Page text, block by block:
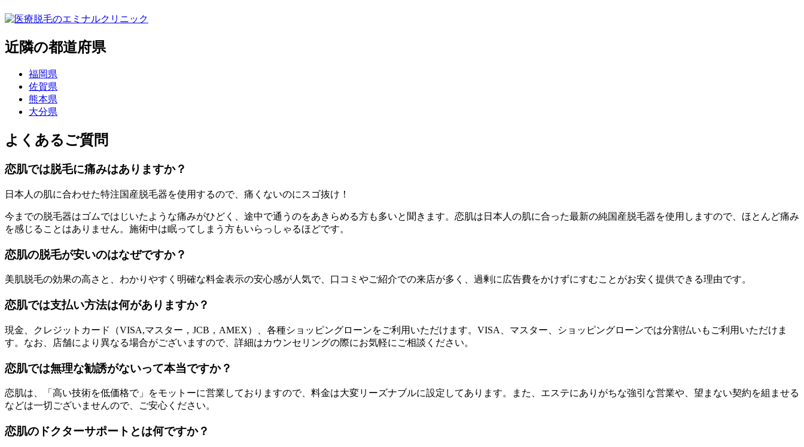
近隣の都道府県
福岡県
佐賀県
熊本県
大分県
よくあるご質問
恋肌では脱毛に痛みはありますか？
日本人の肌に合わせた特注国産脱毛器を使用するので、痛くないのにスゴ抜け！
今までの脱毛器はゴムではじいたような痛みがひどく、途中で通うのをあきらめる方も多いと聞きます。恋肌は日本人の肌に合った最新の純国産脱毛器を使用しますので、ほとんど痛み
を感じることはありません。施術中は眠ってしまう方もいらっしゃるほどです。
恋肌の脱毛が安いのはなぜですか？
美肌脱毛の効果の高さと、わかりやすく明確な料金表示の安心感が人気で、口コミやご紹介での来店が多く、過剰に広告費をかけずにすむことがお安く提供できる理由です。
恋肌では支払い方法は何がありますか？
現金、クレジットカード（VISA,マスター，JCB，AMEX）、各種ショッピングローンをご利用いただけます。VISA、マスター、ショッピングローンでは分割払いもご利用いただけま
す。なお、店舗により異なる場合がございますので、詳細はカウンセリングの際にお気軽にご相談ください。
恋肌では無理な勧誘がないって本当ですか？
恋肌は、「高い技術を低価格で」をモットーに営業しておりますので、料金は大変リーズナブルに設定してあります。また、エステにありがちな強引な営業や、望まない契約を組ませる
などは一切ございませんので、ご安心ください。
恋肌のドクターサポートとは何ですか？